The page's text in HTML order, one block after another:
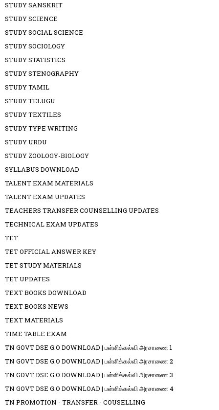
STUDY SANSKRIT
STUDY SCIENCE
STUDY SOCIAL SCIENCE
STUDY SOCIOLOGY
STUDY STATISTICS
STUDY STENOGRAPHY
STUDY TAMIL
STUDY TELUGU
STUDY TEXTILES
STUDY TYPE WRITING
STUDY URDU
STUDY ZOOLOGY-BIOLOGY
SYLLABUS DOWNLOAD
TALENT EXAM MATERIALS
TALENT EXAM UPDATES
TEACHERS TRANSFER COUNSELLING UPDATES
TECHNICAL EXAM UPDATES
TET
TET OFFICIAL ANSWER KEY
TET STUDY MATERIALS
TET UPDATES
TEXT BOOKS DOWNLOAD
TEXT BOOKS NEWS
TEXT MATERIALS
TIME TABLE EXAM
TN GOVT DSE G.O DOWNLOAD | பள்ளிக்கல்வி அரசாணை 1
TN GOVT DSE G.O DOWNLOAD | பள்ளிக்கல்வி அரசாணை 2
TN GOVT DSE G.O DOWNLOAD | பள்ளிக்கல்வி அரசாணை 3
TN GOVT DSE G.O DOWNLOAD | பள்ளிக்கல்வி அரசாணை 4
TN PROMOTION - TRANSFER - COUSELLING